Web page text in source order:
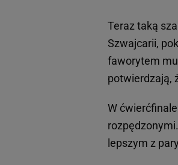
Teraz taką
Szwajcarii,
faworytem
potwierdzają,
W ćwierćfinale
lepszym z